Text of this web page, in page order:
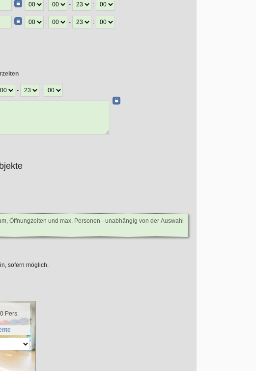
: - :
: - :
- :
Öffnungzeiten und max. Personen - unabhängig von der Auswahl
sofern möglich.
Pers.